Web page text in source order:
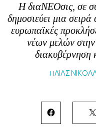
Η διαΝΕΟσις, σε
δημοσιεύει μια σειρά
ευρωπαϊκές
νέων μελών
διακυβέρνηση
HΛΙΑΣ